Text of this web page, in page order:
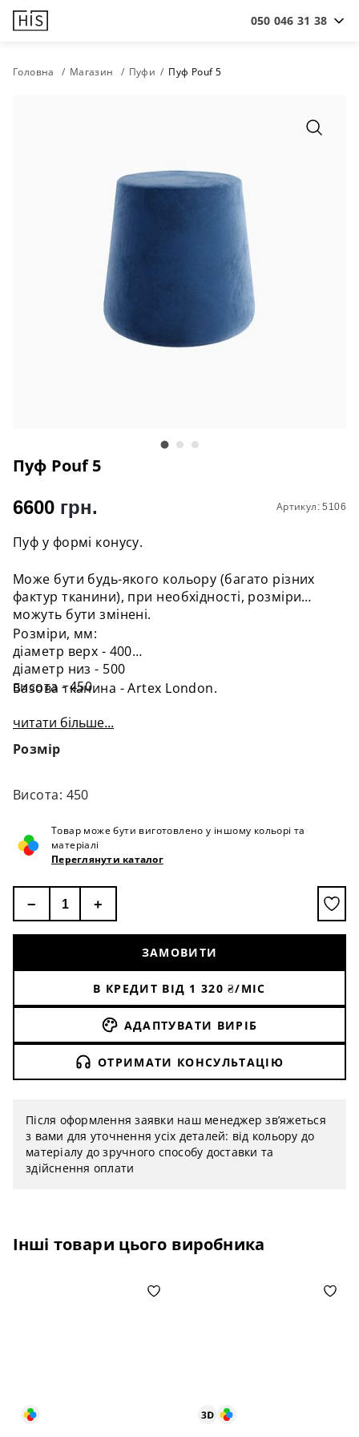
050 046 31 38
Головна Магазин Пуфи Пуф Pouf 5
Пуф Pouf 5
Артикул: 5106
6600 грн.
Пуф у формі конусу.
Може бути будь-якого кольору (багато різних
фактур тканини), при необхідності, розміри
можуть бути змінені.
Розміри, мм:
діаметр верх - 400
діаметр низ - 500
висота - 450
Базова тканина - Artex London.
читати більше...
Розмір
Висота: 450
Товар може бути виготовлено у іншому кольорі та
матеріалі
Переглянути каталог
− +
ЗАМОВИТИ
В КРЕДИТ ВІД 1 320 ₴/МІС
АДАПТУВАТИ ВИРІБ
ОТРИМАТИ КОНСУЛЬТАЦІЮ
Після оформлення заявки наш менеджер зв’яжеться
з вами для уточнення усіх деталей: від кольору до
матеріалу до зручного способу доставки та
здійснення оплати
Інші товари цього виробника